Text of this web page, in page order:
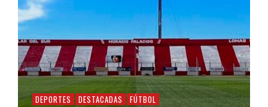
DEPORTES DESTACADAS FÚTBOL